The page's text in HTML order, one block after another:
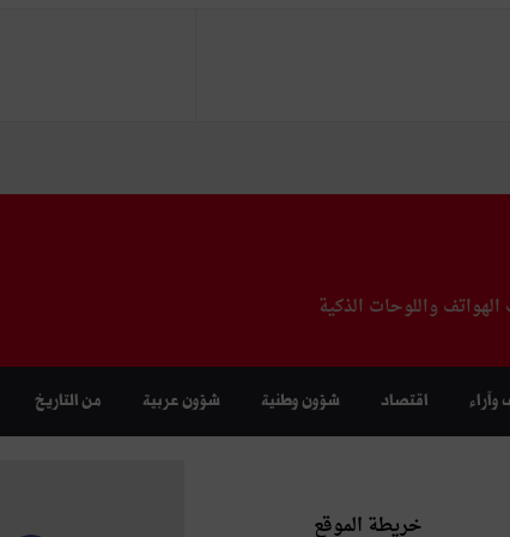
واللوحات الذكية
وآراء اقتصاد شؤون وطنية شؤون عربية من التاريخ
خريطة الموقع